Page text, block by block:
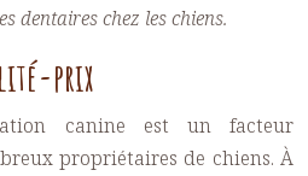
dentaires chez les chiens.
prix
canine est un facteur
propriétaires de chiens. À